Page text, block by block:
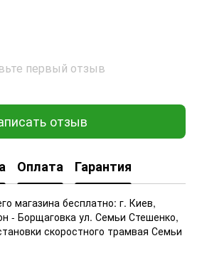
первый отзыв
отзыв
Оплата Гарантия
магазина бесплатно: г. Киев,
- Борщаговка ул. Семьи Стешенко,
скоростного трамвая Семьи